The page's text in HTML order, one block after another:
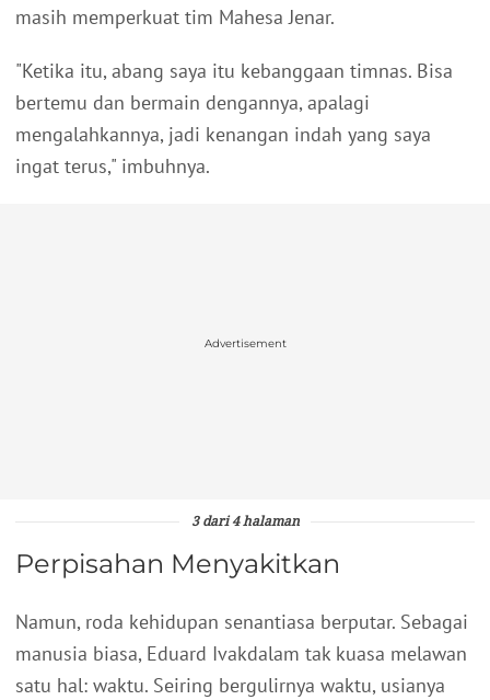
masih memperkuat tim Mahesa Jenar.
"Ketika itu, abang saya itu kebanggaan timnas. Bisa
bertemu dan bermain dengannya, apalagi
mengalahkannya, jadi kenangan indah yang saya
ingat terus," imbuhnya.
Advertisement
3 dari 4 halaman
Perpisahan Menyakitkan
Namun, roda kehidupan senantiasa berputar. Sebagai
manusia biasa, Eduard Ivakdalam tak kuasa melawan
satu hal: waktu. Seiring bergulirnya waktu, usianya